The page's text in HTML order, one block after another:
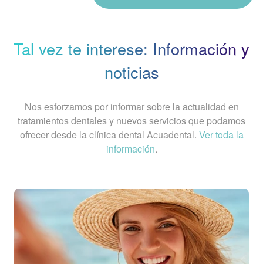
Tal vez te interese: Información y
noticias
Nos esforzamos por informar sobre la actualidad en
tratamientos dentales y nuevos servicios que podamos
ofrecer desde la clínica dental Acuadental. Ver toda la
información.